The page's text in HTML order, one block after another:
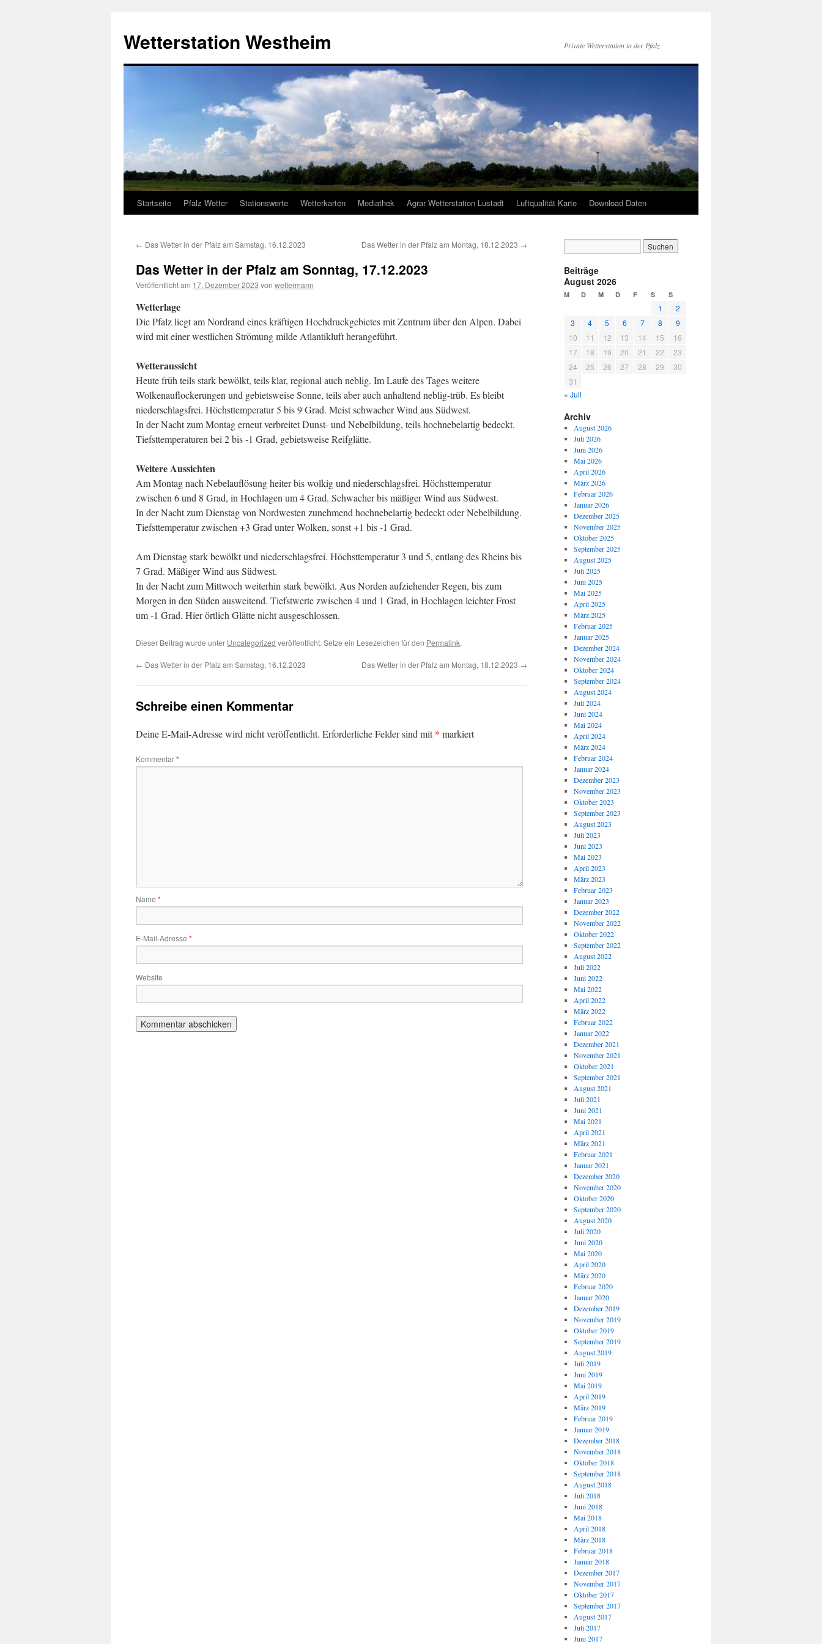
springen
Wetterstation Westheim Private Wetterstation in der Pfalz
Startseite Pfalz Wetter Stationswerte Wetterkarten Mediathek Agrar Wetterstation Lustadt Luftqualität Karte Download Daten
← Das Wetter in der Pfalz am Samstag, 16.12.2023 Das Wetter in der Pfalz am Montag, 18.12.2023 →
Das Wetter in der Pfalz am Sonntag, 17.12.2023
Veröffentlicht am 17. Dezember 2023 von wettermann
Wetterlage
Die Pfalz liegt am Nordrand eines kräftigen Hochdruckgebietes mit Zentrum über den Alpen. Dabei
wird mit einer westlichen Strömung milde Atlantikluft herangeführt.
Wetteraussicht
Heute früh teils stark bewölkt, teils klar, regional auch neblig. Im Laufe des Tages weitere
Wolkenauflockerungen und gebietsweise Sonne, teils aber auch anhaltend neblig-trüb. Es bleibt
niederschlagsfrei. Höchsttemperatur 5 bis 9 Grad. Meist schwacher Wind aus Südwest.
In der Nacht zum Montag erneut verbreitet Dunst- und Nebelbildung, teils hochnebelartig bedeckt.
Tiefsttemperaturen bei 2 bis -1 Grad, gebietsweise Reifglätte.
Weitere Aussichten
Am Montag nach Nebelauflösung heiter bis wolkig und niederschlagsfrei. Höchsttemperatur
zwischen 6 und 8 Grad, in Hochlagen um 4 Grad. Schwacher bis mäßiger Wind aus Südwest.
In der Nacht zum Dienstag von Nordwesten zunehmend hochnebelartig bedeckt oder Nebelbildung.
Tiefsttemperatur zwischen +3 Grad unter Wolken, sonst +1 bis -1 Grad.
Am Dienstag stark bewölkt und niederschlagsfrei. Höchsttemperatur 3 und 5, entlang des Rheins bis
7 Grad. Mäßiger Wind aus Südwest.
In der Nacht zum Mittwoch weiterhin stark bewölkt. Aus Norden aufziehender Regen, bis zum
Morgen in den Süden ausweitend. Tiefstwerte zwischen 4 und 1 Grad, in Hochlagen leichter Frost
um -1 Grad. Hier örtlich Glätte nicht ausgeschlossen.
Dieser Beitrag wurde unter Uncategorized veröffentlicht. Setze ein Lesezeichen für den Permalink.
← Das Wetter in der Pfalz am Samstag, 16.12.2023 Das Wetter in der Pfalz am Montag, 18.12.2023 →
Schreibe einen Kommentar
Deine E-Mail-Adresse wird nicht veröffentlicht. Erforderliche Felder sind mit* markiert
Kommentar*
Name *
E-Mail-Adresse *
Website
Beiträge
August 2026
M D M D F S S
1
2
3
4 5 6 7 8
9
10
11 12 13 14 15
16
17
18 19 20 21 22
23
24
25 26 27 28 29
30
31
« Juli
Archiv
August 2026
Juli 2026
Juni 2026
Mai 2026
April 2026
März 2026
Februar 2026
Januar 2026
Dezember 2025
November 2025
Oktober 2025
September 2025
August 2025
Juli 2025
Juni 2025
Mai 2025
April 2025
März 2025
Februar 2025
Januar 2025
Dezember 2024
November 2024
Oktober 2024
September 2024
August 2024
Juli 2024
Juni 2024
Mai 2024
April 2024
März 2024
Februar 2024
Januar 2024
Dezember 2023
November 2023
Oktober 2023
September 2023
August 2023
Juli 2023
Juni 2023
Mai 2023
April 2023
März 2023
Februar 2023
Januar 2023
Dezember 2022
November 2022
Oktober 2022
September 2022
August 2022
Juli 2022
Juni 2022
Mai 2022
April 2022
März 2022
Februar 2022
Januar 2022
Dezember 2021
November 2021
Oktober 2021
September 2021
August 2021
Juli 2021
Juni 2021
Mai 2021
April 2021
März 2021
Februar 2021
Januar 2021
Dezember 2020
November 2020
Oktober 2020
September 2020
August 2020
Juli 2020
Juni 2020
Mai 2020
April 2020
März 2020
Februar 2020
Januar 2020
Dezember 2019
November 2019
Oktober 2019
September 2019
August 2019
Juli 2019
Juni 2019
Mai 2019
April 2019
März 2019
Februar 2019
Januar 2019
Dezember 2018
November 2018
Oktober 2018
September 2018
August 2018
Juli 2018
Juni 2018
Mai 2018
April 2018
März 2018
Februar 2018
Januar 2018
Dezember 2017
November 2017
Oktober 2017
September 2017
August 2017
Juli 2017
Juni 2017